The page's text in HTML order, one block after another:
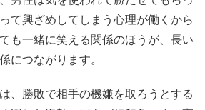
て興ざめしてしまう心理が働くから
も一緒に笑える関係のほうが、長い
につながります。
、勝敗で相手の機嫌を取ろうとする